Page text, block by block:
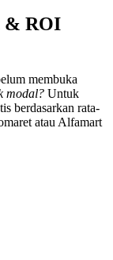
& ROI
membuka
modal? Untuk
berdasarkan rata-
atau Alfamart